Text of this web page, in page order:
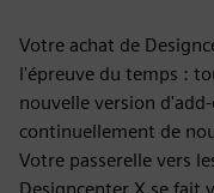
Votre achat de
l'épreuve du temps :
nouvelle version
continuellement de
Votre passerelle vers